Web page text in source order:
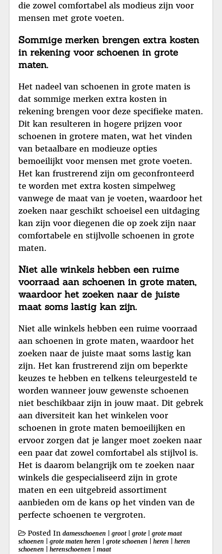
die zowel comfortabel als modieus zijn voor
mensen met grote voeten.
Sommige merken brengen extra kosten
in rekening voor schoenen in grote
maten.
Het nadeel van schoenen in grote maten is
dat sommige merken extra kosten in
rekening brengen voor deze specifieke maten.
Dit kan resulteren in hogere prijzen voor
schoenen in grotere maten, wat het vinden
van betaalbare en modieuze opties
bemoeilijkt voor mensen met grote voeten.
Het kan frustrerend zijn om geconfronteerd
te worden met extra kosten simpelweg
vanwege de maat van je voeten, waardoor het
zoeken naar geschikt schoeisel een uitdaging
kan zijn voor diegenen die op zoek zijn naar
comfortabele en stijlvolle schoenen in grote
maten.
Niet alle winkels hebben een ruime
voorraad aan schoenen in grote maten,
waardoor het zoeken naar de juiste
maat soms lastig kan zijn.
Niet alle winkels hebben een ruime voorraad
aan schoenen in grote maten, waardoor het
zoeken naar de juiste maat soms lastig kan
zijn. Het kan frustrerend zijn om beperkte
keuzes te hebben en telkens teleurgesteld te
worden wanneer jouw gewenste schoenen
niet beschikbaar zijn in jouw maat. Dit gebrek
aan diversiteit kan het winkelen voor
schoenen in grote maten bemoeilijken en
ervoor zorgen dat je langer moet zoeken naar
een paar dat zowel comfortabel als stijlvol is.
Het is daarom belangrijk om te zoeken naar
winkels die gespecialiseerd zijn in grote
maten en een uitgebreid assortiment
aanbieden om de kans op het vinden van de
perfecte schoenen te vergroten.
Posted In damesschoenen groot| grote
grote maat
schoenen
grote maten heren grote schoenen heren
heren
schoenen
herenschoenen maat